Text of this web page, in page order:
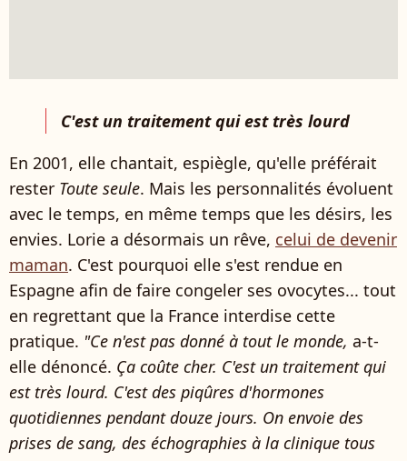
C'est un traitement qui est très lourd
En 2001, elle chantait, espiègle, qu'elle préférait
rester Toute seule. Mais les personnalités évoluent
avec le temps, en même temps que les désirs, les
envies. Lorie a désormais un rêve, celui de devenir
maman. C'est pourquoi elle s'est rendue en
Espagne afin de faire congeler ses ovocytes... tout
en regrettant que la France interdise cette
pratique. "Ce n'est pas donné à tout le monde, a-t-
elle dénoncé. Ça coûte cher. C'est un traitement qui
est très lourd. C'est des piqûres d'hormones
quotidiennes pendant douze jours. On envoie des
prises de sang, des échographies à la clinique tous